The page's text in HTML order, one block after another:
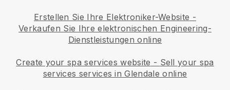
Erstellen Sie Ihre Elektroniker-Website -
Verkaufen Sie Ihre elektronischen Engineering-
Dienstleistungen online
Create your spa services website - Sell your spa
services services in Glendale online